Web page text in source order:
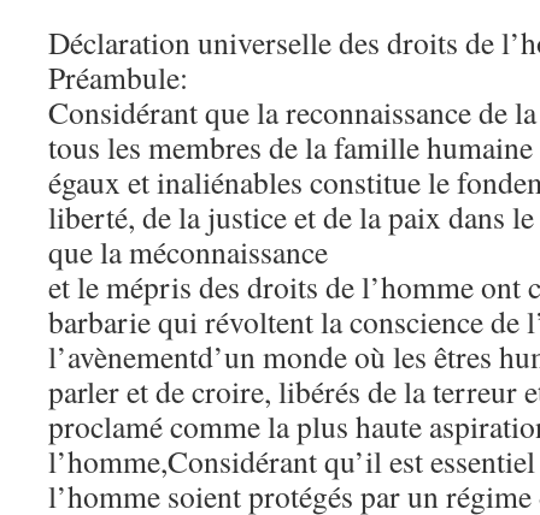
Déclaration universelle des droits de
Préambule:
Considérant que la reconnaissance de
tous les membres de la famille
égaux et inaliénables constitue le
liberté, de la justice et de la paix dans
que la méconnaissance
et le mépris des droits de l’homme ont
barbarie qui révoltent la conscience de
l’avènementd’un monde où les êtres
parler et de croire, libérés de la terreur
proclamé comme la plus haute
l’homme,Considérant qu’il est
l’homme soient protégés par un